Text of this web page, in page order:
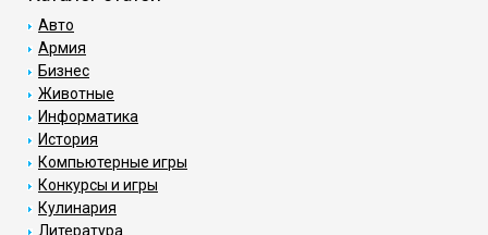
Авто
Армия
Бизнес
Животные
Информатика
История
Компьютерные игры
Конкурсы и игры
Кулинария
Литература